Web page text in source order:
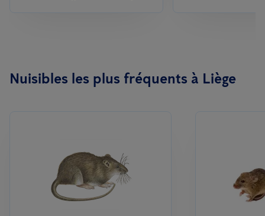
Nuisibles les plus fréquents à Liège